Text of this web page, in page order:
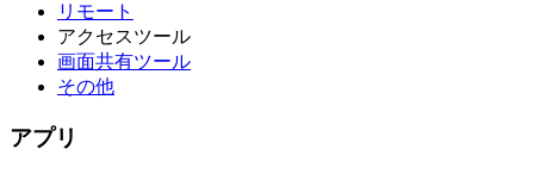
リモート
アクセスツール
画面共有ツール
その他
アプリ